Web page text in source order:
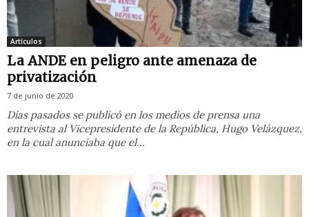
Artículos
La ANDE en peligro ante amenaza de
privatización
7 de junio de 2020
Días pasados se publicó en los medios de prensa una
entrevista al Vicepresidente de la República, Hugo Velázquez,
en la cual anunciaba que el...